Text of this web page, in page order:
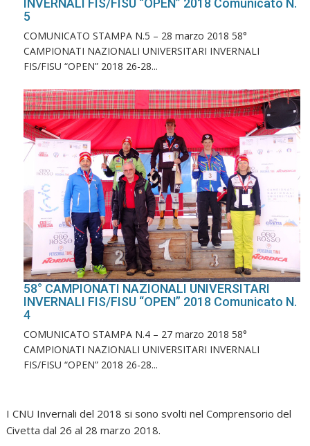
INVERNALI FIS/FISU “OPEN” 2018 Comunicato N.
5
COMUNICATO STAMPA N.5 – 28 marzo 2018 58°
CAMPIONATI NAZIONALI UNIVERSITARI INVERNALI
FIS/FISU “OPEN” 2018 26-28...
58° CAMPIONATI NAZIONALI UNIVERSITARI
INVERNALI FIS/FISU “OPEN” 2018 Comunicato N.
4
COMUNICATO STAMPA N.4 – 27 marzo 2018 58°
CAMPIONATI NAZIONALI UNIVERSITARI INVERNALI
FIS/FISU “OPEN” 2018 26-28...
I CNU Invernali del 2018 si sono svolti nel Comprensorio del
Civetta dal 26 al 28 marzo 2018.